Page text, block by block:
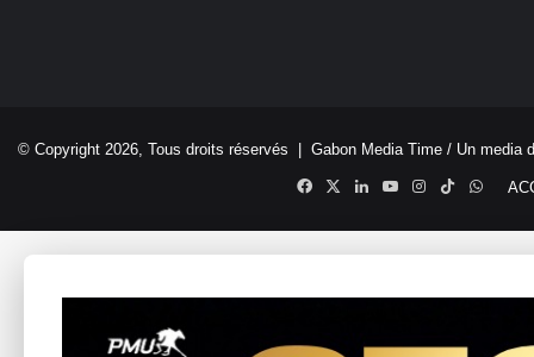
© Copyright 2026, Tous droits réservés | Gabon Media Time / Un media
Facebook
X LinkedinYouTubeInstagram
TikTok